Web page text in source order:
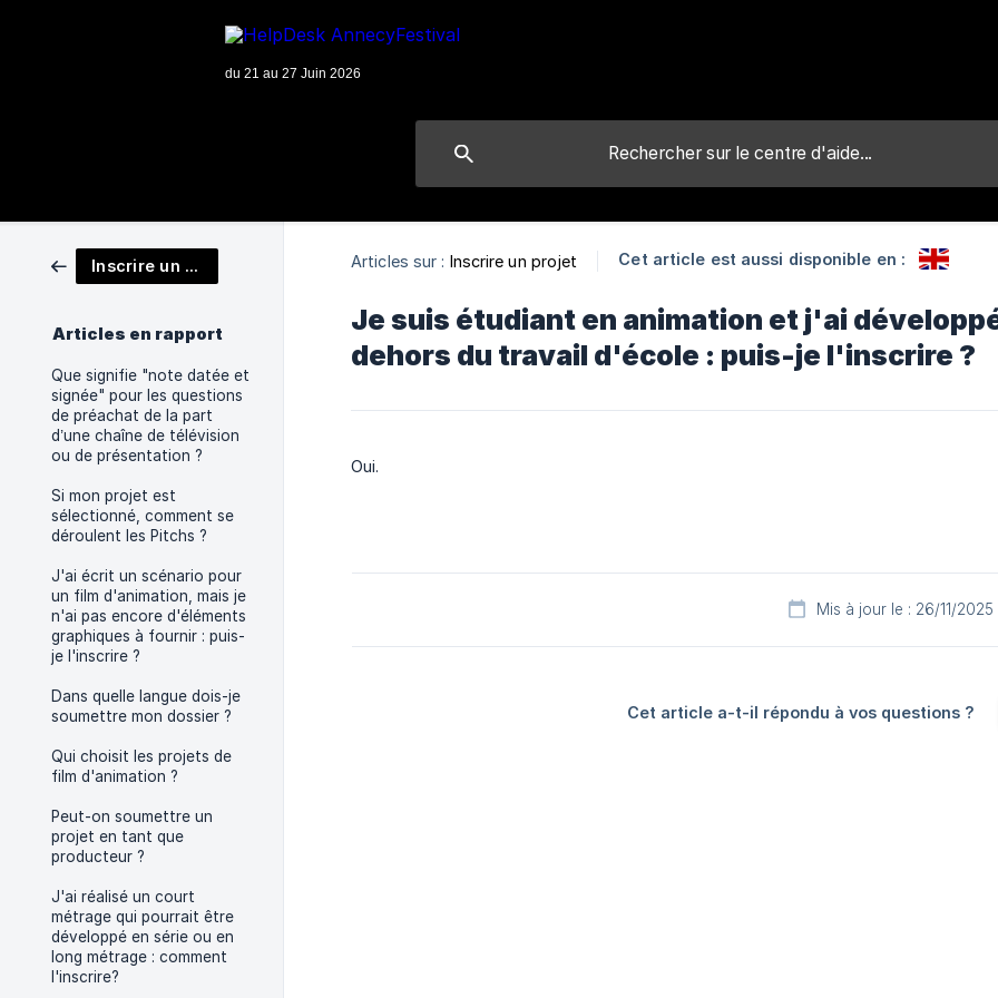
Inscrire un projet
Articles en rapport
Que signifie "note datée et
signée" pour les questions
de préachat de la part
d’une chaîne de télévision
ou de présentation ?
Si mon projet est
sélectionné, comment se
déroulent les Pitchs ?
J'ai écrit un scénario pour
un film d'animation, mais je
n'ai pas encore d'éléments
graphiques à fournir : puis-
je l'inscrire ?
Dans quelle langue dois-je
soumettre mon dossier ?
Qui choisit les projets de
film d'animation ?
Peut-on soumettre un
projet en tant que
producteur ?
J'ai réalisé un court
métrage qui pourrait être
développé en série ou en
long métrage : comment
l'inscrire?
Articles sur : Inscrire un projet Cet article est aussi disponible en :
Je suis étudiant en animation et j'ai
dehors du travail d'école : puis-je l'inscrire ?
Oui.
Mis à jour le : 26/11/2025
Cet article a-t-il répondu à vos questions ?